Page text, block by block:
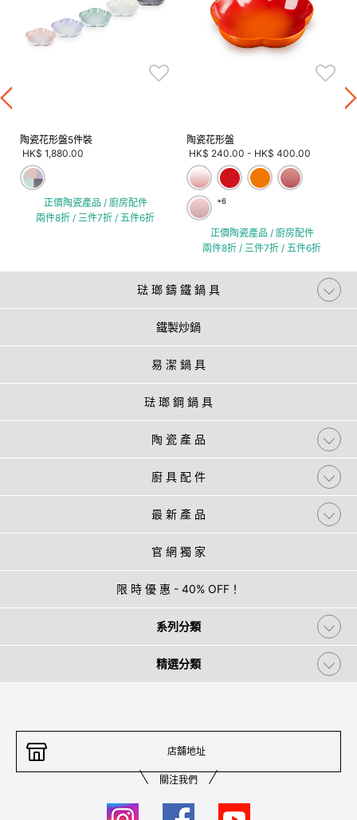
陶瓷花形盤5件裝
HK$ 1,880.00
正價陶瓷產品 / 廚房配件
兩件8折 / 三件7折 / 五件6折
陶瓷花形盤
HK$ 240.00 - HK$ 400.00
+6
正價陶瓷產品 / 廚房配件
兩件8折 / 三件7折 / 五件6折
琺 瑯 鑄 鐵 鍋 具
鐵製炒鍋
易 潔 鍋 具
琺 瑯 鋼 鍋 具
陶 瓷 產 品
廚 具 配 件
最 新 產 品
官 網 獨 家
限 時 優 惠 - 40% OFF！
系列分類
精選分類
店舖地址
關注我們